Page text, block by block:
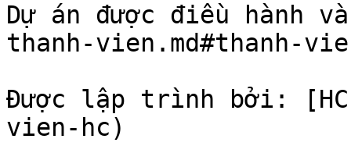
Dự án được điều hành
thanh-vien.md#thanh-
Được lập trình bởi:
vien-hc)